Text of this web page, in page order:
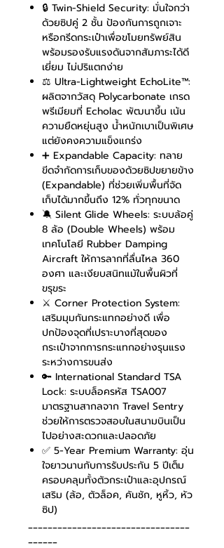
🔒 Twin-Shield Security: มั่นใจกว่า
ด้วยซิปคู่ 2 ชั้น ป้องกันการถูกเจาะ
หรือกรีดกระเป๋าเพื่อขโมยทรัพย์สิน
พร้อมรองรับแรงดันจากสัมภาระได้ดี
เยี่ยม ไม่ปริแตกง่าย
⚖️ Ultra-Lightweight EchoLite™:
ผลิตจากวัสดุ Polycarbonate เกรด
พรีเมียมที่ Echolac พัฒนาขึ้น เน้น
ความยืดหยุ่นสูง น้ำหนักเบาเป็นพิเศษ
แต่ยังคงความแข็งแกร่ง
➕ Expandable Capacity: ทลาย
ขีดจำกัดการเก็บของด้วยซิปขยายข้าง
(Expandable) ที่ช่วยเพิ่มพื้นที่จัด
เก็บได้มากขึ้นถึง 12% ทั่วทุกขนาด
🔕 Silent Glide Wheels: ระบบล้อคู่
8 ล้อ (Double Wheels) พร้อม
เทคโนโลยี Rubber Damping
Aircraft ให้การลากที่ลื่นไหล 360
องศา และเงียบสนิทแม้ในพื้นผิวที่
ขรุขระ
⚔️ Corner Protection System:
เสริมมุมกันกระแทกอย่างดี เพื่อ
ปกป้องจุดที่เปราะบางที่สุดของ
กระเป๋าจากการกระแทกอย่างรุนแรง
ระหว่างการขนส่ง
🔑 International Standard TSA
Lock: ระบบล็อครหัส TSA007
มาตรฐานสากลจาก Travel Sentry
ช่วยให้การตรวจสอบในสนามบินเป็น
ไปอย่างสะดวกและปลอดภัย
✅ 5-Year Premium Warranty: อุ่น
ใจยาวนานกับการรับประกัน 5 ปีเต็ม
ครอบคลุมทั้งตัวกระเป๋าและอุปกรณ์
เสริม (ล้อ, ตัวล็อค, คันชัก, หูหิ้ว, หัว
ซิป)
_________________________________
______